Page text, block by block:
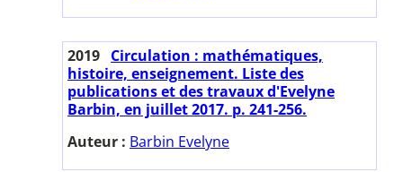
2019 Circulation : mathématiques,
histoire, enseignement. Liste des
publications et des travaux d'Evelyne
Barbin, en juillet 2017. p. 241-256.
Auteur : Barbin Evelyne